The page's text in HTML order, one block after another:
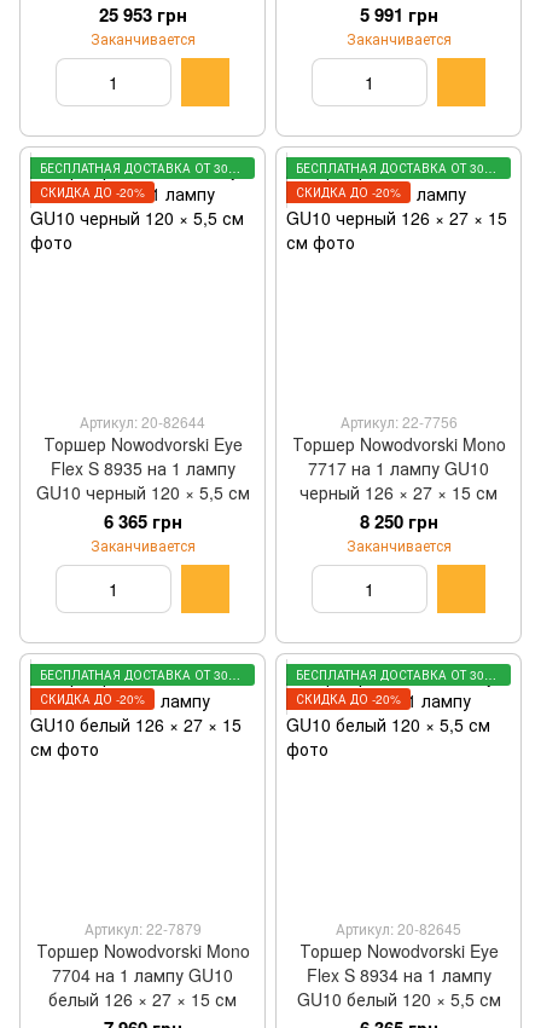
72 см
25 953 грн
Заканчивается
5 991 грн
Заканчивается
БЕСПЛАТНАЯ ДОСТАВКА ОТ 3000 ГРН
СКИДКА ДО -20%
Артикул: 20-82644
Торшер Nowodvorski Eye
Flex S 8935 на 1 лампу
GU10 черный 120 × 5,5 см
6 365 грн
Заканчивается
БЕСПЛАТНАЯ ДОСТАВКА ОТ 3000 ГРН
СКИДКА ДО -20%
Артикул: 22-7756
Торшер Nowodvorski Mono
7717 на 1 лампу GU10
черный 126 × 27 × 15 см
8 250 грн
Заканчивается
БЕСПЛАТНАЯ ДОСТАВКА ОТ 3000 ГРН
СКИДКА ДО -20%
Артикул: 22-7879
Торшер Nowodvorski Mono
7704 на 1 лампу GU10
белый 126 × 27 × 15 см
БЕСПЛАТНАЯ ДОСТАВКА ОТ 3000 ГРН
СКИДКА ДО -20%
Артикул: 20-82645
Торшер Nowodvorski Eye
Flex S 8934 на 1 лампу
GU10 белый 120 × 5,5 см